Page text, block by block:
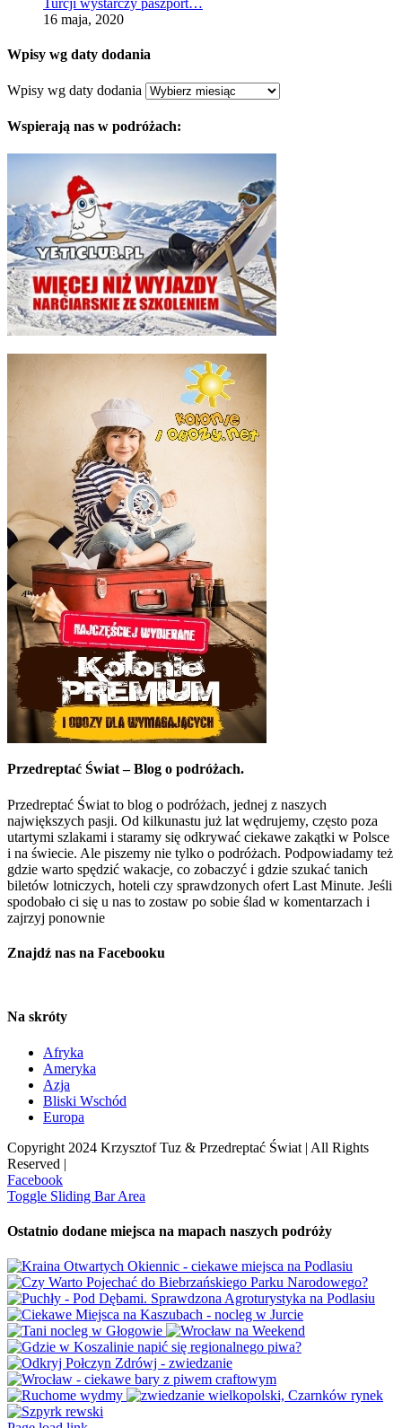
Turcji wystarczy paszport…
16 maja, 2020
Wpisy wg daty dodania
Wpisy wg daty dodania
Wspierają nas w podróżach:
Przedreptać Świat – Blog o podróżach.
Przedreptać Świat to blog o podróżach, jednej z naszych
największych pasji. Od kilkunastu już lat wędrujemy, często poza
utartymi szlakami i staramy się odkrywać ciekawe zakątki w Polsce
i na świecie. Ale piszemy nie tylko o podróżach. Podpowiadamy też
gdzie warto spędzić wakacje, co zobaczyć i gdzie szukać tanich
biletów lotniczych, hoteli czy sprawdzonych ofert Last Minute. Jeśli
spodobało ci się u nas to zostaw po sobie ślad w komentarzach i
zajrzyj ponownie
Znajdź nas na Facebooku
Na skróty
Afryka
Ameryka
Azja
Bliski Wschód
Europa
Copyright 2024 Krzysztof Tuz & Przedreptać Świat | All Rights
Reserved |
Facebook
Toggle Sliding Bar Area
Ostatnio dodane miejsca na mapach naszych podróży